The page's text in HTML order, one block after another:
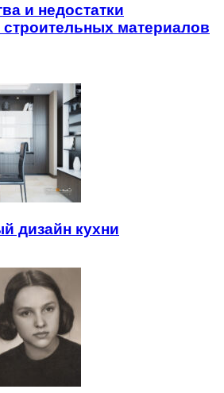
и недостатки
материалов
дизайн кухни